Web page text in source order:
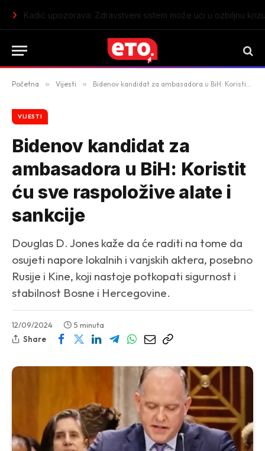
Kadić upozorava: Zdravstveni sistem može ući u ozbiljnu
Početna » Vijesti » Bidenov kandidat za ambasadora u BiH: Koristit ću sve raspoložive alate i sankcije
VIJESTI
Bidenov kandidat za
ambasadora u BiH: Koristit
ću sve raspoložive alate i
sankcije
Douglas D. Jones kaže da će raditi na tome da
osujeti napore lokalnih i vanjskih aktera, posebno
Rusije i Kine, koji nastoje potkopati sigurnost i
stabilnost Bosne i Hercegovine.
12/09/2024
5 minuta
Share